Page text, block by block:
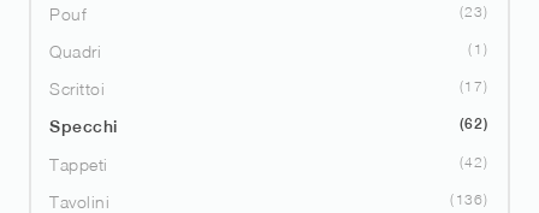
Pouf 23
Quadri 1
Scrittoi 17
Specchi 62
Tappeti 42
Tavolini 136